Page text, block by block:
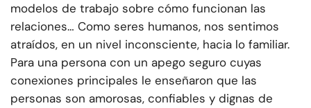
modelos de trabajo sobre cómo funcionan las
relaciones… Como seres humanos, nos sentimos
atraídos, en un nivel inconsciente, hacia lo familiar.
Para una persona con un apego seguro cuyas
conexiones principales le enseñaron que las
personas son amorosas, confiables y dignas de